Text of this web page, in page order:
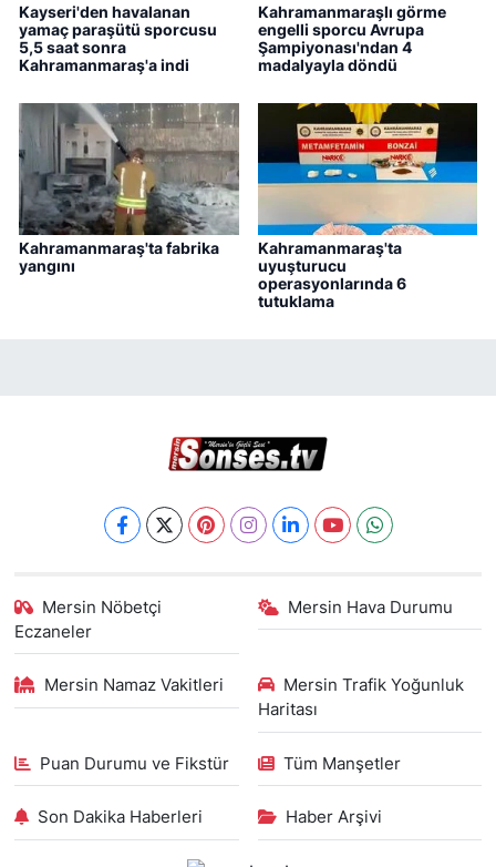
Kayseri'den havalanan
yamaç paraşütü sporcusu
5,5 saat sonra
Kahramanmaraş'a indi
Kahramanmaraşlı görme
engelli sporcu Avrupa
Şampiyonası'ndan 4
madalyayla döndü
Kahramanmaraş'ta fabrika
yangını
Kahramanmaraş'ta
uyuşturucu
operasyonlarında 6
tutuklama
Mersin Nöbetçi
Eczaneler
Mersin Hava Durumu
Mersin Namaz Vakitleri
Mersin Trafik Yoğunluk
Haritası
Puan Durumu ve Fikstür Tüm Manşetler
Son Dakika Haberleri Haber Arşivi